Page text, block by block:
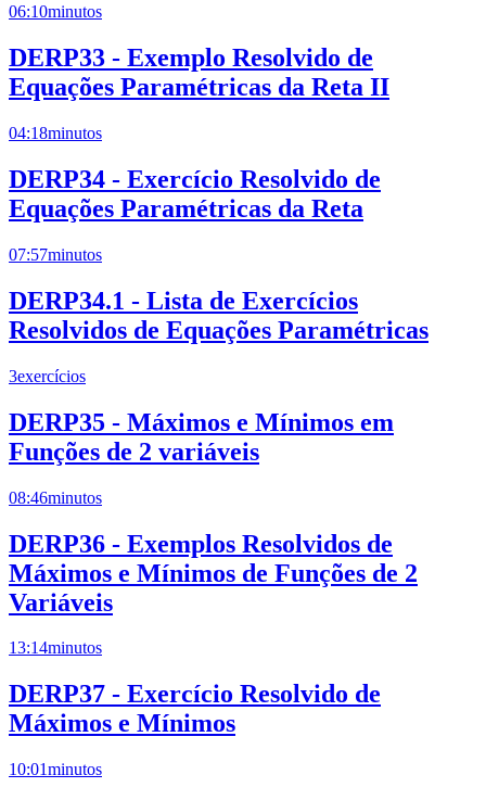
06:10minutos
DERP33 - Exemplo Resolvido de
Equações Paramétricas da Reta II
04:18minutos
DERP34 - Exercício Resolvido de
Equações Paramétricas da Reta
07:57minutos
DERP34.1 - Lista de Exercícios
Resolvidos de Equações Paramétricas
3exercícios
DERP35 - Máximos e Mínimos em
Funções de 2 variáveis
08:46minutos
DERP36 - Exemplos Resolvidos de
Máximos e Mínimos de Funções de 2
Variáveis
13:14minutos
DERP37 - Exercício Resolvido de
Máximos e Mínimos
10:01minutos